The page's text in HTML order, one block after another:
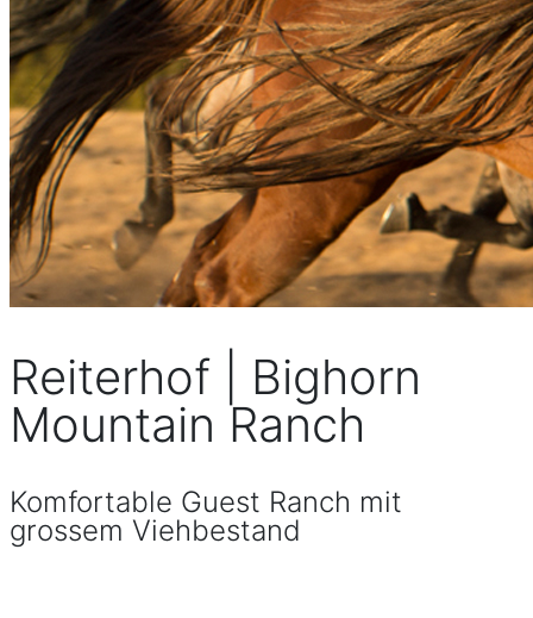
Reiterhof | Bighorn
Mountain Ranch
Komfortable Guest Ranch mit
grossem Viehbestand